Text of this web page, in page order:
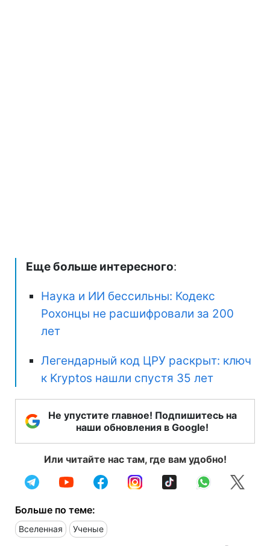
Еще больше интересного:
Наука и ИИ бессильны: Кодекс
Рохонцы не расшифровали за 200
лет
Легендарный код ЦРУ раскрыт: ключ
к Kryptos нашли спустя 35 лет
Не упустите главное! Подпишитесь на
наши обновления в Google!
Или читайте нас там, где вам удобно!
Больше по теме:
Вселенная Ученые